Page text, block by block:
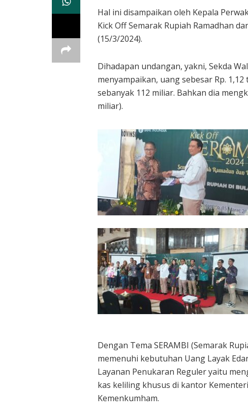
Hal ini disampaikan oleh Kepala
Kick Off Semarak Rupiah Ramadhan
(15/3/2024).
Dihadapan undangan, yakni, Sekda
menyampaikan, uang sebesar Rp.
sebanyak 112 miliar. Bahkan dia
miliar).
Dengan Tema SERAMBI (Semarak
memenuhi kebutuhan Uang Layak
Layanan Penukaran Reguler yaitu
kas keliling khusus di kantor
Kemenkumham.